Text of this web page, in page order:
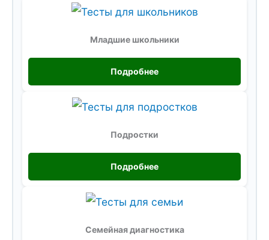
Младшие школьники
Подробнее
Подростки
Подробнее
Семейная диагностика